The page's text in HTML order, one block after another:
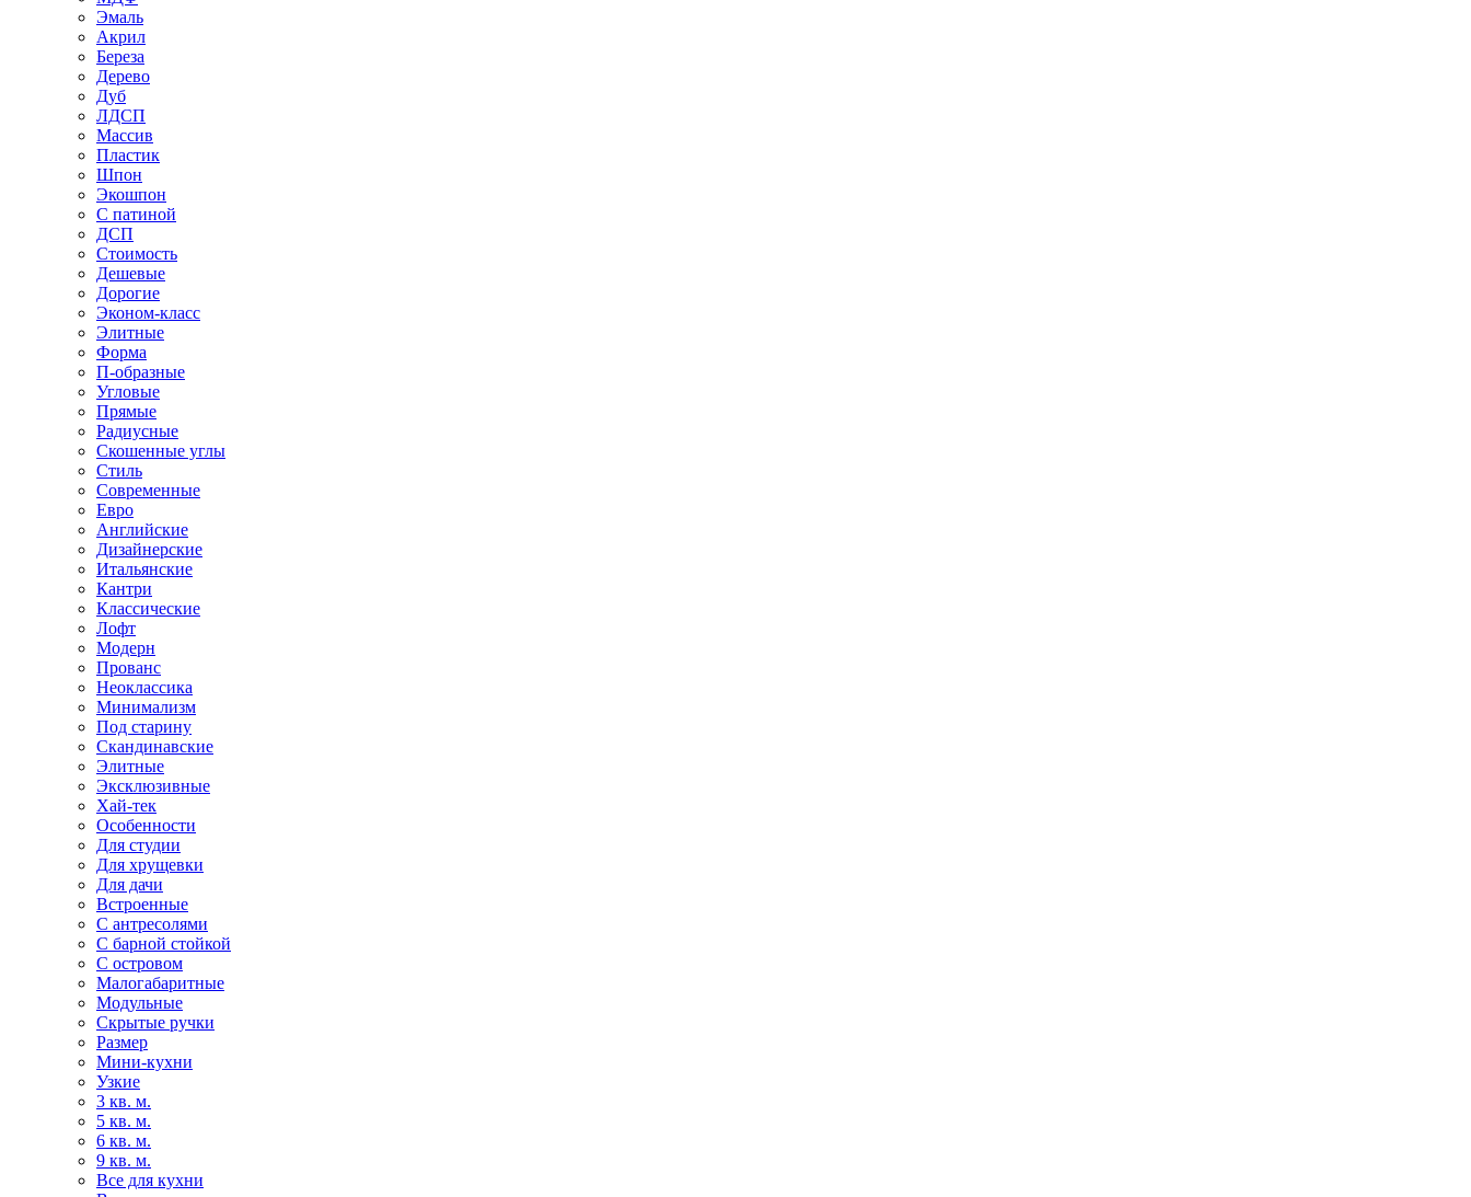
Эмаль
Акрил
Береза
Дерево
Дуб
ЛДСП
Массив
Пластик
Шпон
Экошпон
С патиной
ДСП
Стоимость
Дешевые
Дорогие
Эконом-класс
Элитные
Форма
П-образные
Угловые
Прямые
Радиусные
Скошенные углы
Стиль
Современные
Евро
Английские
Дизайнерские
Итальянские
Кантри
Классические
Лофт
Модерн
Прованс
Неоклассика
Минимализм
Под старину
Скандинавские
Элитные
Эксклюзивные
Хай-тек
Особенности
Для студии
Для хрущевки
Для дачи
Встроенные
С антресолями
С барной стойкой
С островом
Малогабаритные
Модульные
Скрытые ручки
Размер
Мини-кухни
Узкие
3 кв. м.
5 кв. м.
6 кв. м.
9 кв. м.
Все для кухни